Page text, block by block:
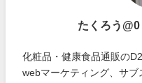
たくろう
化粧品・健康食品通販の
webマーケティング、サ